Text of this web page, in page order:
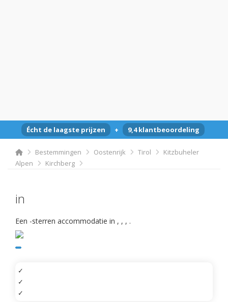
Écht de laagste prijzen + 9,4 klantbeoordeling
Bestemmingen Oostenrijk Tirol
Kitzbuheler
Alpen
Kirchberg
in
Een -sterren accommodatie in , , , .
✓
✓
✓